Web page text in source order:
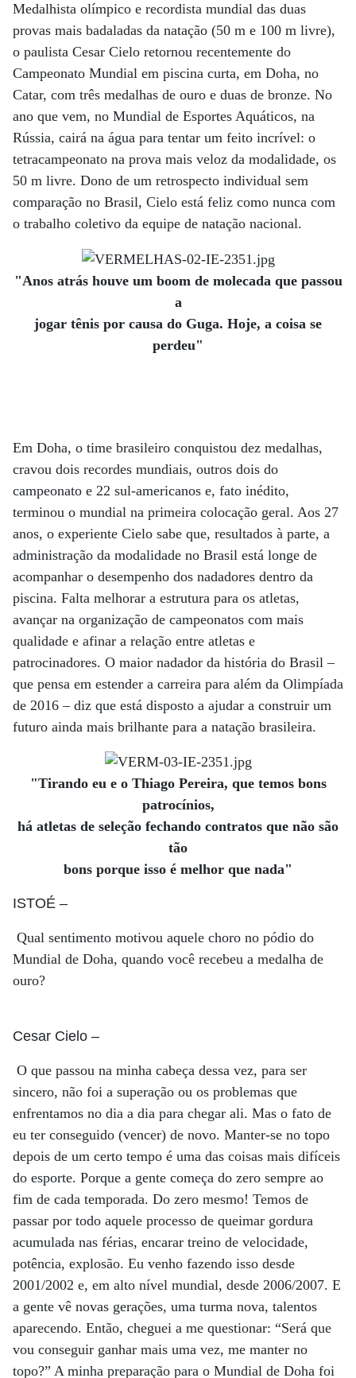
Medalhista olímpico e recordista mundial das duas
provas mais badaladas da natação (50 m e 100 m livre),
o paulista Cesar Cielo retornou recentemente do
Campeonato Mundial em piscina curta, em Doha, no
Catar, com três medalhas de ouro e duas de bronze. No
ano que vem, no Mundial de Esportes Aquáticos, na
Rússia, cairá na água para tentar um feito incrível: o
tetracampeonato na prova mais veloz da modalidade, os
50 m livre. Dono de um retrospecto individual sem
comparação no Brasil, Cielo está feliz como nunca com
o trabalho coletivo da equipe de natação nacional.
"Anos atrás houve um boom de molecada que passou
a
jogar tênis por causa do Guga. Hoje, a coisa se
perdeu"
Em Doha, o time brasileiro conquistou dez medalhas,
cravou dois recordes mundiais, outros dois do
campeonato e 22 sul-americanos e, fato inédito,
terminou o mundial na primeira colocação geral. Aos 27
anos, o experiente Cielo sabe que, resultados à parte, a
administração da modalidade no Brasil está longe de
acompanhar o desempenho dos nadadores dentro da
piscina. Falta melhorar a estrutura para os atletas,
avançar na organização de campeonatos com mais
qualidade e afinar a relação entre atletas e
patrocinadores. O maior nadador da história do Brasil –
que pensa em estender a carreira para além da Olimpíada
de 2016 – diz que está disposto a ajudar a construir um
futuro ainda mais brilhante para a natação brasileira.
"Tirando eu e o Thiago Pereira, que temos bons
patrocínios,
há atletas de seleção fechando contratos que não são
tão
bons porque isso é melhor que nada"
ISTOÉ –
Qual sentimento motivou aquele choro no pódio do
Mundial de Doha, quando você recebeu a medalha de
ouro?
Cesar Cielo –
O que passou na minha cabeça dessa vez, para ser
sincero, não foi a superação ou os problemas que
enfrentamos no dia a dia para chegar ali. Mas o fato de
eu ter conseguido (vencer) de novo. Manter-se no topo
depois de um certo tempo é uma das coisas mais difíceis
do esporte. Porque a gente começa do zero sempre ao
fim de cada temporada. Do zero mesmo! Temos de
passar por todo aquele processo de queimar gordura
acumulada nas férias, encarar treino de velocidade,
potência, explosão. Eu venho fazendo isso desde
2001/2002 e, em alto nível mundial, desde 2006/2007. E
a gente vê novas gerações, uma turma nova, talentos
aparecendo. Então, cheguei a me questionar: “Será que
vou conseguir ganhar mais uma vez, me manter no
topo?” A minha preparação para o Mundial de Doha foi